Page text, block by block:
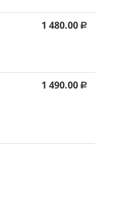
1 480.00 Р
1 490.00 Р